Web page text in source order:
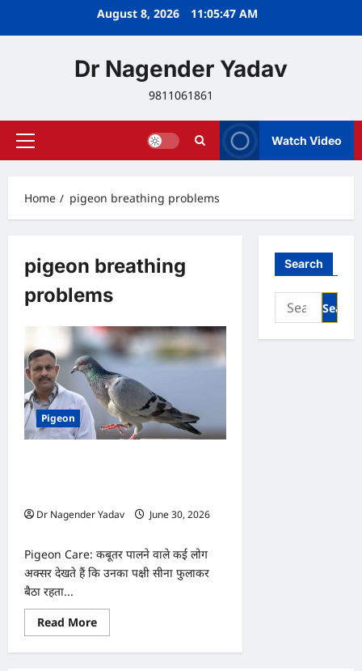
August 8, 2026 11:05:47 AM
Dr Nagender Yadav
9811061861
Primary
Watch Video
Home pigeon breathing problems
pigeon breathing
problems
Pigeon
Dr Nagender Yadav
June 30, 2026
Pigeon Care: कबूतर पालने वाले कई लोग
अक्सर देखते हैं कि उनका पक्षी सीना फुलाकर
बैठा रहता...
Read MoreRead
more
Pigeon
Search
Search
for: